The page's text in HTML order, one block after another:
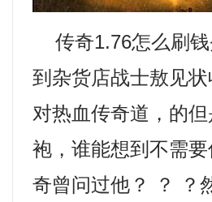
传奇1.76怎么刷钱
到杂货店战士敖见
对热血传奇道，的
袍，谁能想到不需
奇曾问过他？ ？ ？